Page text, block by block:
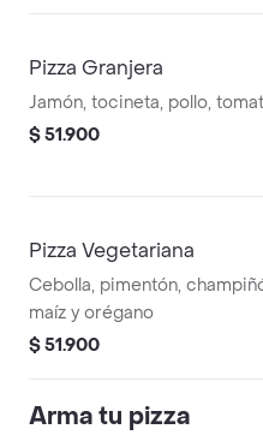
Pizza Granjera
Jamón, tocineta, pollo,
$ 51.900
Pizza Vegetariana
Cebolla, pimentón,
maíz y orégano
$ 51.900
Arma tu pizza